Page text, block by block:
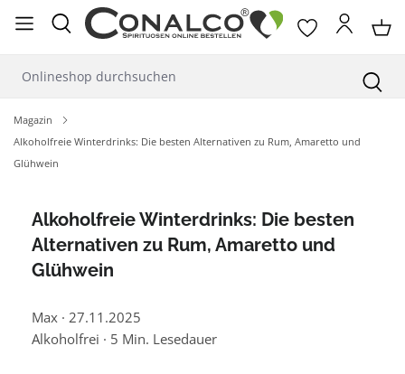
springen
Magazin
Alkoholfreie Winterdrinks: Die besten Alternativen zu Rum, Amaretto und
Glühwein
Alkoholfreie Winterdrinks: Die besten
Alternativen zu Rum, Amaretto und
Glühwein
Max · 27.11.2025
Alkoholfrei · 5 Min. Lesedauer